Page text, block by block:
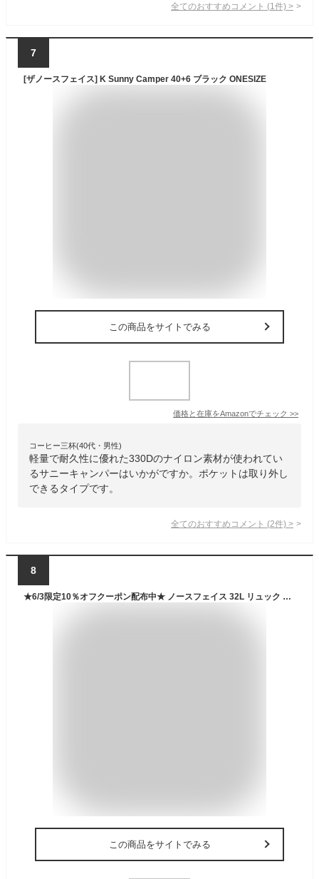
全てのおすすめコメント (1 件) >
7
[ザノースフェイス] K Sunny Camper 40+6 ブラック ONESIZE
この商品をサイトでみる
価格と在庫をAmazonでチェック >>
コーヒー三杯(40代・男性)
軽量で耐久性に優れた330Dのナイロン素材が使われてい
るサニーキャンパーはいかがですか。ポケットは取り外し
できるタイプです。
全てのおすすめコメント (2件) >
8
★6/3限定10％オフクーポン配布中★ ノースフェイス 32L リュック BOREALIS II ☆ ロゴ 大容量 バックパック スクールバッグ 通勤 通学 レディース メンズ 韓国 THE NORTH FACE【正規品/関税込/送料無料】
この商品をサイトでみる